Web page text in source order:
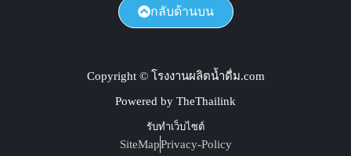
Copyright © โรงงานผลิตน้ำดื่ม.com
Powered by TheThailink
รับทำเว็บไซต์
SiteMapPrivacy-Policy
กลับด้านบน